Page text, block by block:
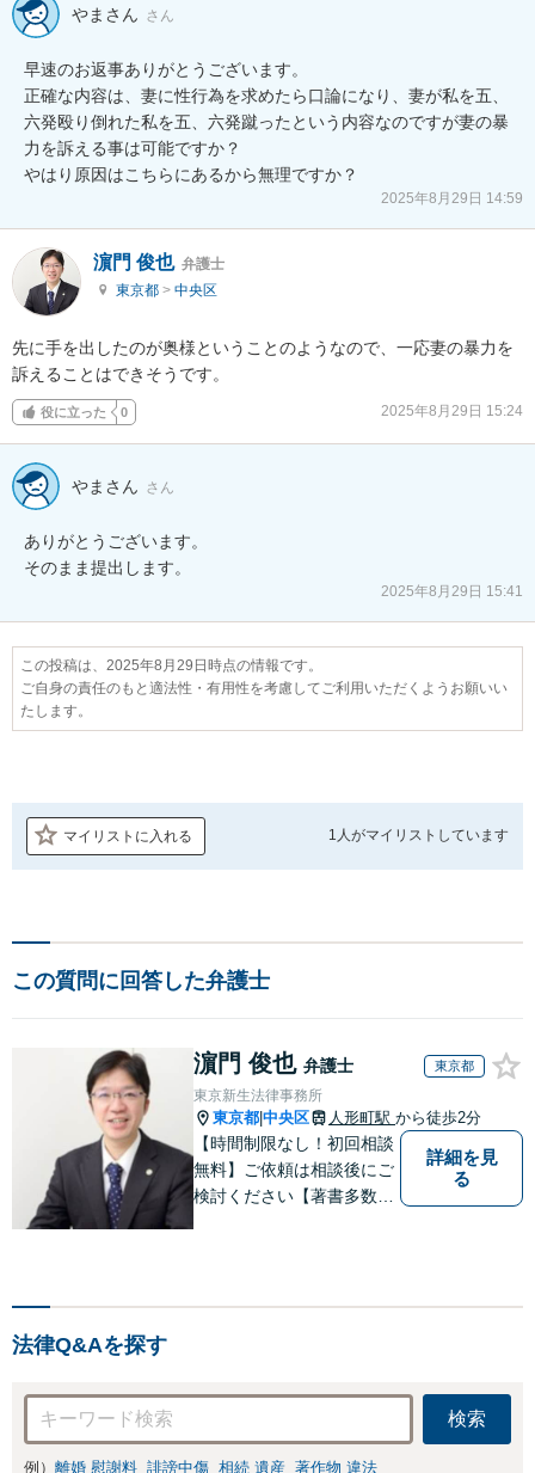
やまさん さん
早速のお返事ありがとうございます。
正確な内容は、妻に性行為を求めたら口論になり、妻が私を五、
六発殴り倒れた私を五、六発蹴ったという内容なのですが妻の暴
力を訴える事は可能ですか？
やはり原因はこちらにあるから無理ですか？
2025年8月29日 14:59
濵門 俊也 弁護士
東京都 > 中央区
先に手を出したのが奥様ということのようなので、一応妻の暴力を
訴えることはできそうです。
役に立った 0 2025年8月29日 15:24
やまさん さん
ありがとうございます。
そのまま提出します。
2025年8月29日 15:41
この投稿は、2025年8月29日時点の情報です。
ご自身の責任のもと適法性・有用性を考慮してご利用いただくようお願いい
たします。
マイリストに入れる 1人がマイリストしています
この質問に回答した弁護士
濵門 俊也 弁護士 東京都
東京新生法律事務所
東京都 中央区 人形町駅 から徒歩2分
【時間制限なし！初回相談
無料】ご依頼は相談後にご
検討ください【著書多数】
詳細を見
る
法律Q&Aを探す
検索
例） 離婚 慰謝料 誹謗中傷 相続 遺産 著作物 違法